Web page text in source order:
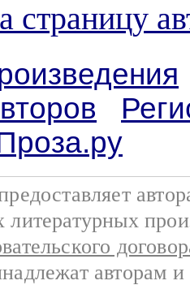
страницу
литературных
авторам